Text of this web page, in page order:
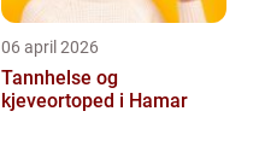
06 april 2026
Tannhelse og
kjeveortoped i Hamar